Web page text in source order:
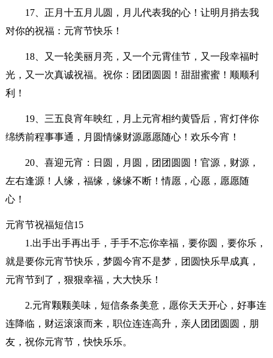
17、正月十五月儿圆，月儿代表我的心！让明月捎去我
对你的祝福：元宵节快乐！
18、又一轮美丽月亮，又一个元霄佳节，又一段幸福时
光，又一次真诚祝福。祝你：团团圆圆！甜甜蜜蜜！顺顺利
利！
19、三五良宵年映红，月上元宵相约黄昏后，宵灯伴你
绵绣前程事事通，月圆情缘财源愿愿随心！欢乐今宵！
20、喜迎元宵：日圆，月圆，团团圆圆！官源，财源，
左右逢源！人缘，福缘，缘缘不断！情愿，心愿，愿愿随
心！
元宵节祝福短信15
1.出手出手再出手，手手不忘你幸福，要你圆，要你乐，
就是要你元宵节快乐，梦圆今宵不是梦，团圆快乐早成真，
元宵节到了，狠狠幸福，大大快乐！
2.元宵颗颗美味，短信条条美意，愿你天天开心，好事连
连降临，财运滚滚而来，职位连连高升，亲人团团圆圆，朋
友，祝你元宵节，快快乐乐。